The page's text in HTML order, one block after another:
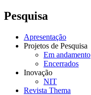
Pesquisa
Apresentação
Projetos de Pesquisa
Em andamento
Encerrados
Inovação
NIT
Revista Thema